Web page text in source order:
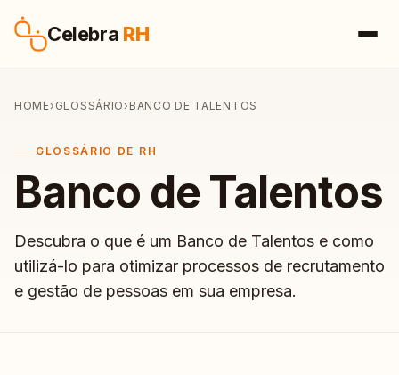
Celebra RH
HOME› GLOSSÁRIO› BANCO DE TALENTOS
GLOSSÁRIO DE RH
Banco de Talentos
Descubra o que é um Banco de Talentos e como
utilizá-lo para otimizar processos de recrutamento
e gestão de pessoas em sua empresa.